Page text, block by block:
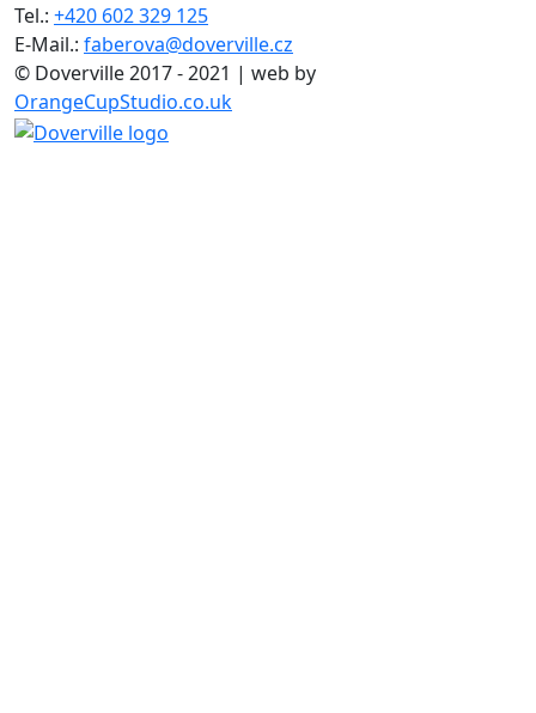
Tel.: +420 602 329 125
E-Mail.: faberova@doverville.cz
© Doverville 2017 - 2021 | web by
OrangeCupStudio.co.uk